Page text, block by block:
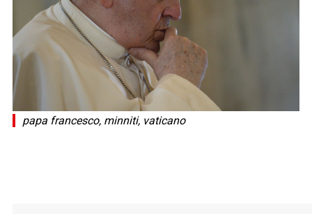
papa francesco, minniti, vaticano